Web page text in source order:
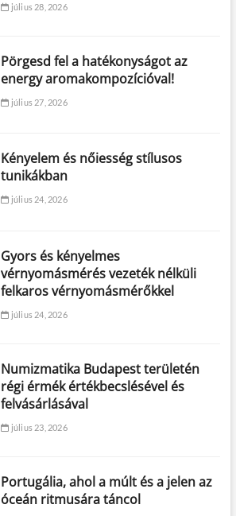
július 28, 2026
Pörgesd fel a hatékonyságot az
energy aromakompozícióval!
július 27, 2026
Kényelem és nőiesség stílusos
tunikákban
július 24, 2026
Gyors és kényelmes
vérnyomásmérés vezeték nélküli
felkaros vérnyomásmérőkkel
július 24, 2026
Numizmatika Budapest területén
régi érmék értékbecslésével és
felvásárlásával
július 23, 2026
Portugália, ahol a múlt és a jelen az
óceán ritmusára táncol